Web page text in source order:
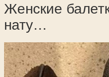
Женские
нату…